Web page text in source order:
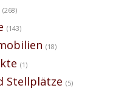
(268)
(143)
(18)
(1)
Stellplätze (5)